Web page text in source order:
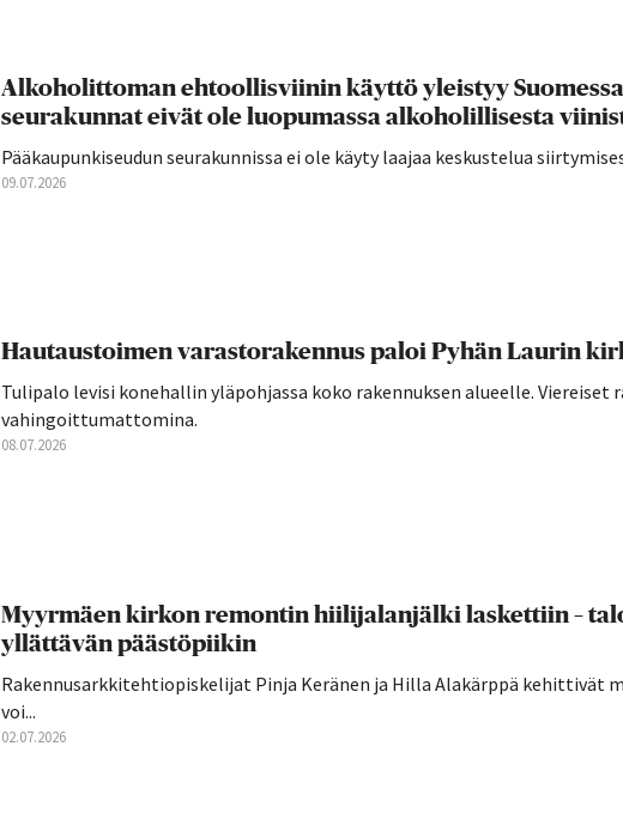
Alkoholittoman ehtoollisviinin käyttö yleistyy
seurakunnat eivät ole luopumassa alkoholillisesta
Pääkaupunkiseudun seurakunnissa ei ole käyty laajaa keskustelua
09.07.2026
Hautaustoimen varastorakennus paloi Pyhän Laurin
Tulipalo levisi konehallin yläpohjassa koko rakennuksen alueelle. Viereiset
vahingoittumattomina.
08.07.2026
Myyrmäen kirkon remontin hiilijalanjälki laskettiin –
yllättävän päästöpiikin
Rakennusarkkitehtiopiskelijat Pinja Keränen ja Hilla Alakärppä kehittivät
voi...
02.07.2026